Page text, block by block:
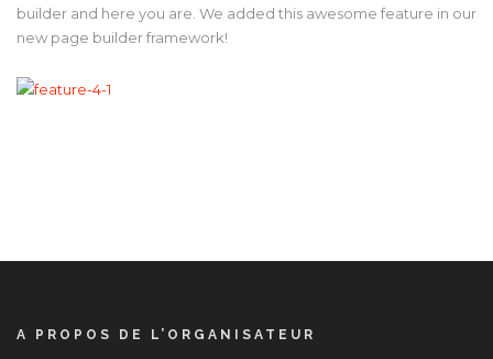
builder and here you are. We added this awesome feature in our
new page builder framework!
A PROPOS DE L’ORGANISATEUR